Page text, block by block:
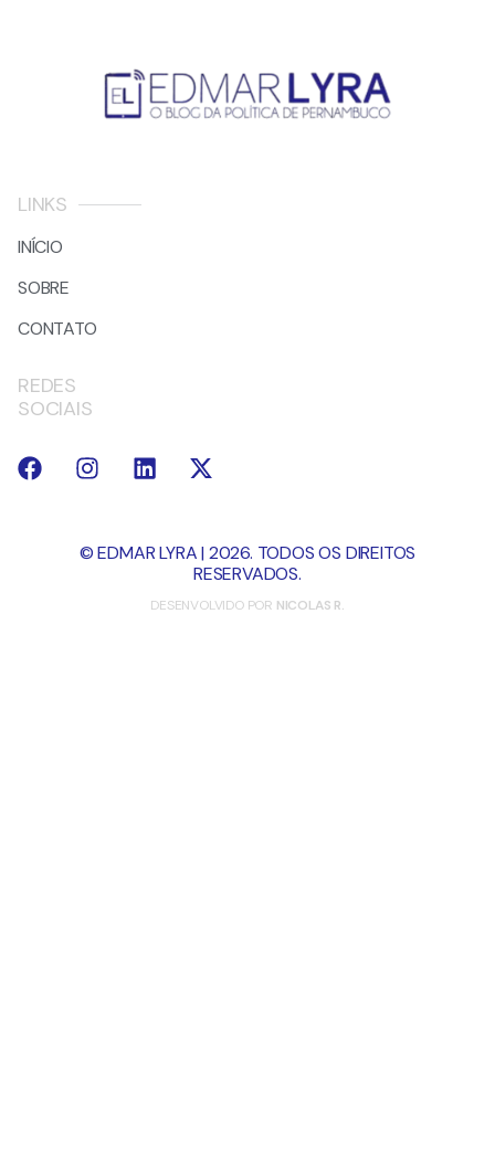
LINKS
INÍCIO
SOBRE
CONTATO
REDES
SOCIAIS
© EDMAR LYRA | 2026. TODOS OS DIREITOS
RESERVADOS.
DESENVOLVIDO POR NICOLAS R.